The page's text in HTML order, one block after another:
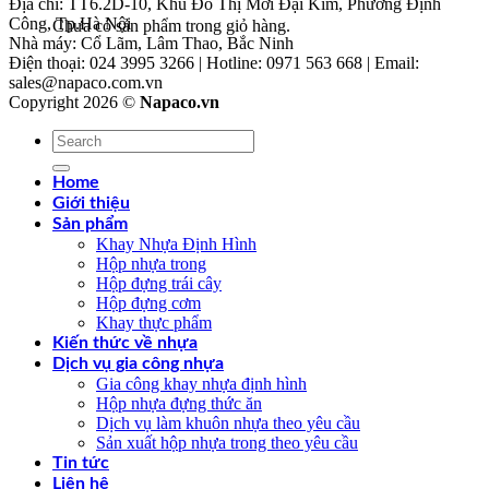
Chưa có sản phẩm trong giỏ hàng.
Địa chỉ: TT6.2D-10, Khu Đô Thị Mới Đại Kim, Phường Định
Công, Tp.Hà Nội
Nhà máy: Cổ Lãm, Lâm Thao, Bắc Ninh
Điện thoại: 024 3995 3266 | Hotline: 0971 563 668 | Email:
sales@napaco.com.vn
Copyright 2026 © Napaco.vn
Tìm
kiếm:
Home
Giới thiệu
Sản phẩm
Khay Nhựa Định Hình
Hộp nhựa trong
Hộp đựng trái cây
Hộp đựng cơm
Khay thực phẩm
Kiến thức về nhựa
Dịch vụ gia công nhựa
Gia công khay nhựa định hình
Hộp nhựa đựng thức ăn
Dịch vụ làm khuôn nhựa theo yêu cầu
Sản xuất hộp nhựa trong theo yêu cầu
Tin tức
Liên hệ